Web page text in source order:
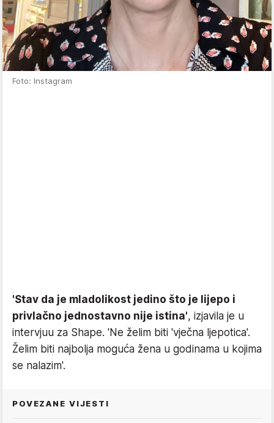
Foto: Instagram
'Stav da je mladolikost jedino što je lijepo i
privlačno jednostavno nije istina', izjavila je u
intervjuu za Shape. 'Ne želim biti 'vječna ljepotica'.
Želim biti najbolja moguća žena u godinama u kojima
se nalazim'.
POVEZANE VIJESTI